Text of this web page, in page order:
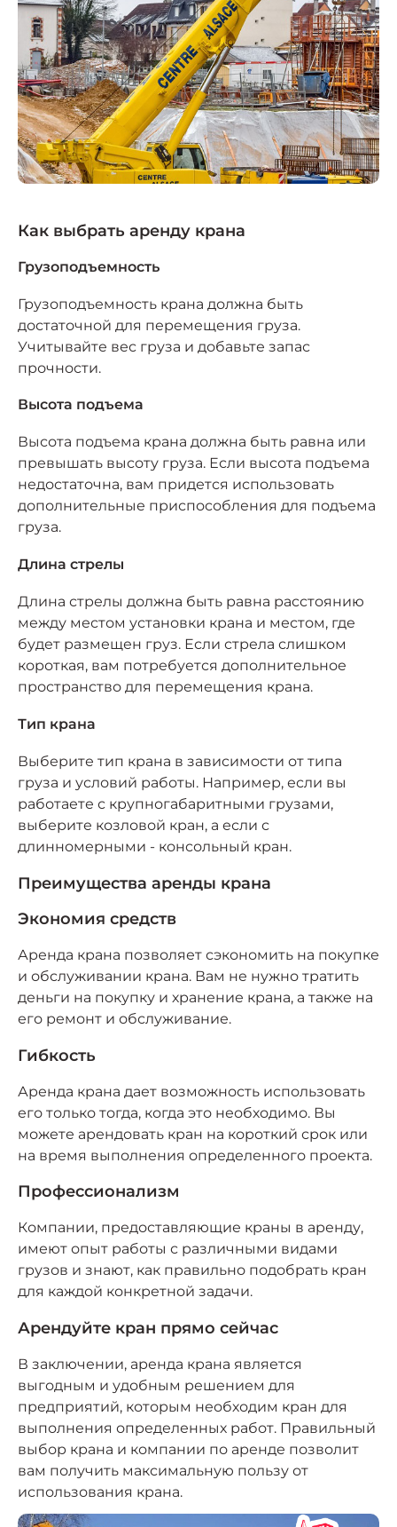
Как выбрать аренду крана
Грузоподъемность
Грузоподъемность крана должна быть
достаточной для перемещения груза.
Учитывайте вес груза и добавьте запас
прочности.
Высота подъема
Высота подъема крана должна быть равна или
превышать высоту груза. Если высота подъема
недостаточна, вам придется использовать
дополнительные приспособления для подъема
груза.
Длина стрелы
Длина стрелы должна быть равна расстоянию
между местом установки крана и местом, где
будет размещен груз. Если стрела слишком
короткая, вам потребуется дополнительное
пространство для перемещения крана.
Тип крана
Выберите тип крана в зависимости от типа
груза и условий работы. Например, если вы
работаете с крупногабаритными грузами,
выберите козловой кран, а если с
длинномерными - консольный кран.
Преимущества аренды крана
Экономия средств
Аренда крана позволяет сэкономить на покупке
и обслуживании крана. Вам не нужно тратить
деньги на покупку и хранение крана, а также на
его ремонт и обслуживание.
Гибкость
Аренда крана дает возможность использовать
его только тогда, когда это необходимо. Вы
можете арендовать кран на короткий срок или
на время выполнения определенного проекта.
Профессионализм
Компании, предоставляющие краны в аренду,
имеют опыт работы с различными видами
грузов и знают, как правильно подобрать кран
для каждой конкретной задачи.
Арендуйте кран прямо сейчас
В заключении, аренда крана является
выгодным и удобным решением для
предприятий, которым необходим кран для
выполнения определенных работ. Правильный
выбор крана и компании по аренде позволит
вам получить максимальную пользу от
использования крана.